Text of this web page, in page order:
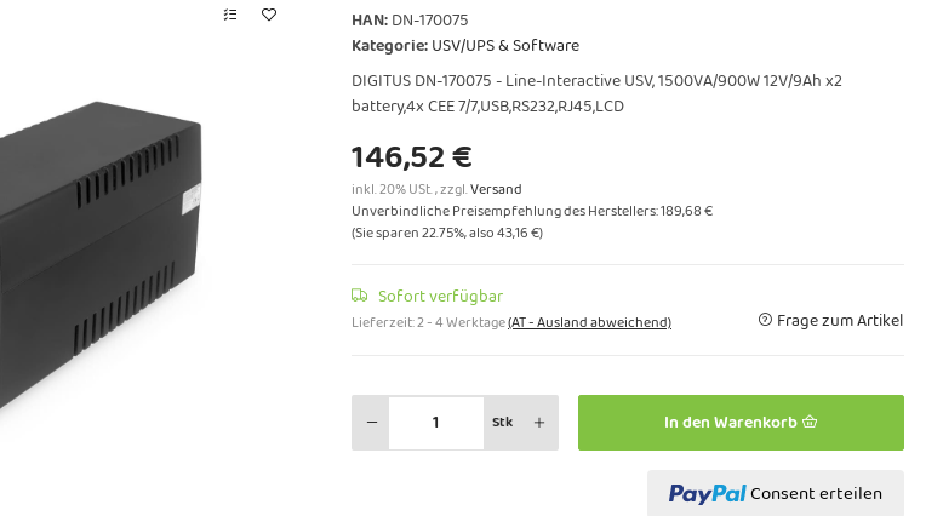
HAN:DN-170075
Kategorie:USV/UPS & Software
DIGITUS DN-170075 - Line-Interactive USV, 1500VA/900W 12V/9Ah x2
battery,4x CEE 7/7,USB,RS232,RJ45,LCD
146,52 €
inkl. 20% USt. , zzgl.Versand
Unverbindliche Preisempfehlung des Herstellers:189,68 €
(Sie sparen22.75%, also43,16 €)
Sofort verfügbar
Lieferzeit:2 - 4 Werktage(AT - Ausland abweichend) Frage zum Artikel
Stk In den Warenkorb
Consent erteilen